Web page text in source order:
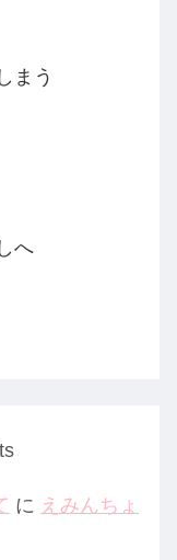
まう
へ
に えみんちょ